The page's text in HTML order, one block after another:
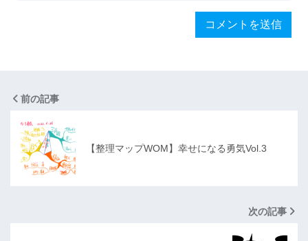
前の記事
【整理マップWOM】幸せになる勇気Vol.3
次の記事